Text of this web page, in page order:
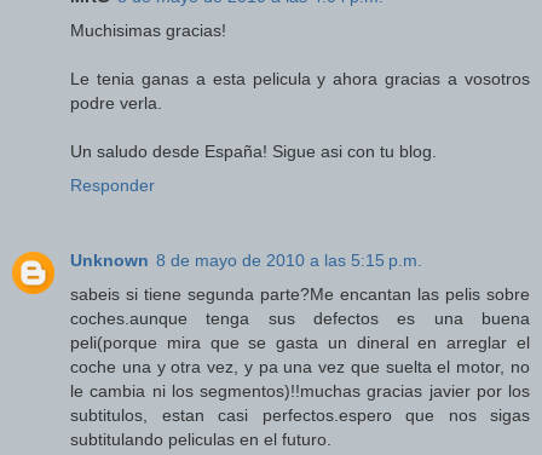
Muchisimas gracias!
Le tenia ganas a esta pelicula y ahora gracias a vosotros
podre verla.
Un saludo desde España! Sigue asi con tu blog.
Responder
Unknown 8 de mayo de 2010 a las 5:15 p.m.
sabeis si tiene segunda parte?Me encantan las pelis sobre
coches.aunque tenga sus defectos es una buena
peli(porque mira que se gasta un dineral en arreglar el
coche una y otra vez, y pa una vez que suelta el motor, no
le cambia ni los segmentos)!!muchas gracias javier por los
subtitulos, estan casi perfectos.espero que nos sigas
subtitulando peliculas en el futuro.